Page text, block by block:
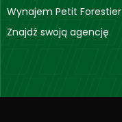
Wynajem Petit Forestier
Znajdź swoją agencję